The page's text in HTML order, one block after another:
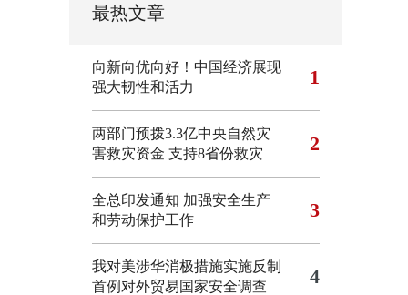
最热文章
向新向优向好！中国经济展现
强大韧性和活力
1
两部门预拨3.3亿中央自然灾
害救灾资金 支持8省份救灾
2
全总印发通知 加强安全生产
和劳动保护工作
3
我对美涉华消极措施实施反制
首例对外贸易国家安全调查
4